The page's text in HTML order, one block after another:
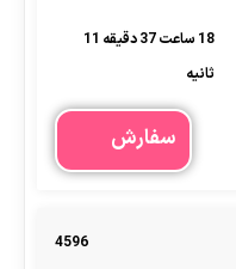
18 ساعت 37 دقیقه 11
ثانیه
سفارش
4596